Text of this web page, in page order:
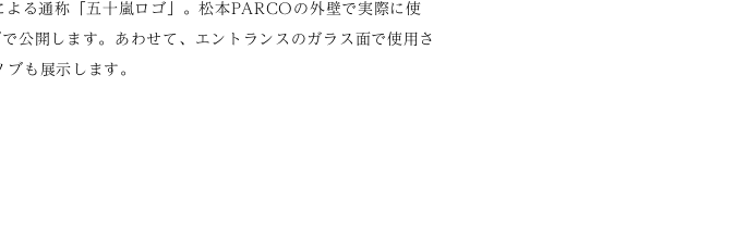
る通称「五十嵐ロゴ」。松本PARCOの外壁で実際に使
公開します。あわせて、エントランスのガラス面で使用さ
も展示します。